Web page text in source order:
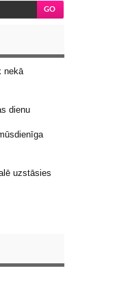
nekā
dienu
uzstāsies